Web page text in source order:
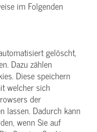
im Folgenden
gelöscht,
Dazu zählen
Diese speichern
welcher sich
der
lassen. Dadurch kann
wenn Sie auf